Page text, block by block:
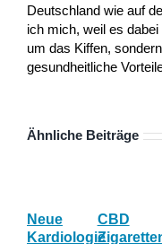
Deutschland wie auf
ich mich, weil es
um das Kiffen,
gesundheitliche
Ähnliche Beiträge
Neue
Kardiologie
CBD